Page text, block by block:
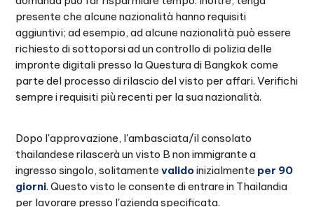
presente che alcune nazionalità hanno requisiti
aggiuntivi; ad esempio, ad alcune nazionalità può essere
richiesto di sottoporsi ad un controllo di polizia delle
impronte digitali presso la Questura di Bangkok come
parte del processo di rilascio del visto per affari. Verifichi
sempre i requisiti più recenti per la sua nazionalità.
Dopo l'approvazione, l'ambasciata/il consolato
thailandese rilascerà un visto B non immigrante a
ingresso singolo, solitamentevalidoinizialmente per 90
giorni. Questo visto le consente di entrare in Thailandia
per lavorare presso l'azienda specificata.